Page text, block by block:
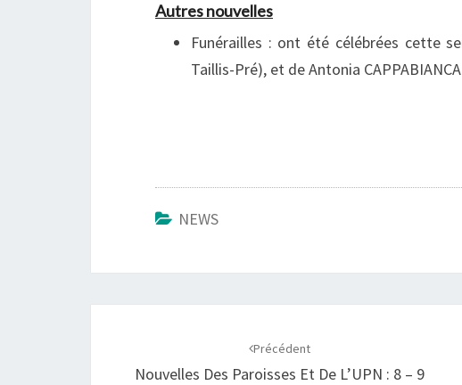
Autres nouvelles
Funérailles : ont été célébrées cette
Taillis-Pré), et de Antonia
NEWS
Précédent
Nouvelles Des Paroisses Et De L’UPN : 8 – 9